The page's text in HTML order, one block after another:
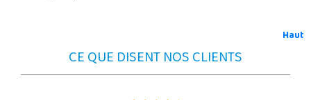
Haut
CE QUE DISENT NOS CLIENTS